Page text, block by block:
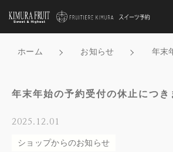
ホーム お知らせ 年末
年末年始の予約受付の休止につき
2025.12.01
ショップからのお知らせ
ログイン / 会員登録
お気に入り
スイーツの種類から選
こだわり検索